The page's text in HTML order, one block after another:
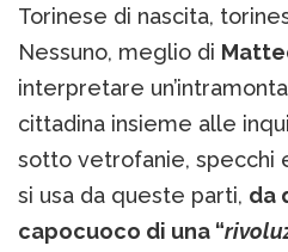
Torinese di nascita,
Nessuno, meglio di
interpretare
cittadina insieme alle
sotto vetrofanie, specchi
si usa da queste parti, da
capocuoco di una “